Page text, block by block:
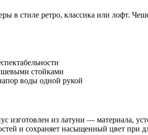
в стиле ретро, классика или лофт.
стойками
воды одной рукой
из латуни — материала,
и сохраняет насыщенный цвет при